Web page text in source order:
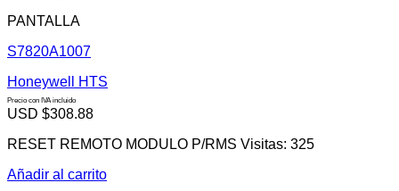
PANTALLA
S7820A1007
Honeywell HTS
Precio con IVA incluido
USD $308.88
RESET REMOTO MODULO P/RMS Visitas: 325
Añadir al carrito